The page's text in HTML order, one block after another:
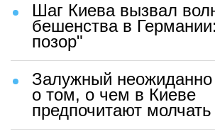
Шаг Киева вызвал
бешенства в
позор"
Залужный неожиданно
о том, о чем в Киеве
предпочитают молчать